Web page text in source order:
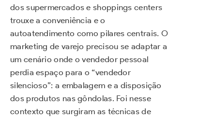
dos supermercados e shoppings centers
trouxe a conveniência e o
autoatendimento como pilares centrais. O
marketing de varejo precisou se adaptar a
um cenário onde o vendedor pessoal
perdia espaço para o “vendedor
silencioso”: a embalagem e a disposição
dos produtos nas gôndolas. Foi nesse
contexto que surgiram as técnicas de